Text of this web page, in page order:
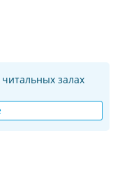
залах